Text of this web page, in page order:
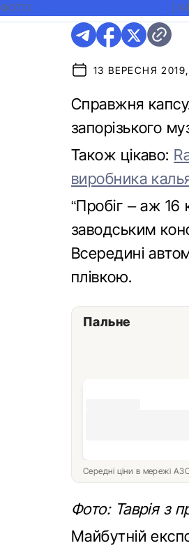
ФОТО:
13 ВЕРЕСНЯ
Справжня
запорізького
Також цікаво:
виробника
“Пробіг – аж
заводським
Всередині
плівкою.
Пальне
Середні ціни в мережі
Фото: Таврія з
Майбутній